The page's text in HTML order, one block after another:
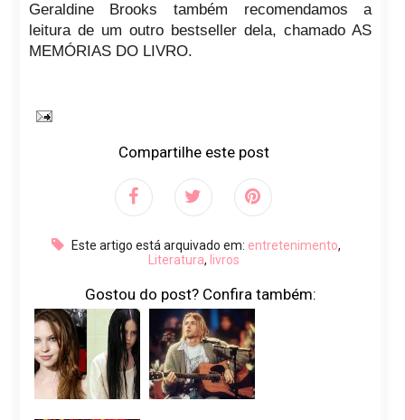
Geraldine Brooks também recomendamos a
leitura de um outro bestseller dela, chamado AS
MEMÓRIAS DO LIVRO.
Compartilhe este post
Este artigo está arquivado em: entretenimento,
Literatura, livros
Gostou do post? Confira também: